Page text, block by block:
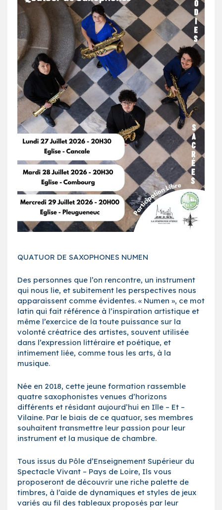
QUATUOR DE SAXOPHONES NUMEN
Des personnes que l’on rencontre, un instrument
qui nous lie, et subitement les perspectives nous
apparaissent comme évidentes. « Numen », ce mot
latin qui fait référence à l’inspiration artistique et
même l’exercice de la toute puissance sur la
volonté créatrice des artistes, souvent utilisée
dans l’expression littéraire et poétique, et
intimement liée, comme tous les arts, à la
musique.
Née en 2018, cette jeune formation rassemble
quatre saxophonistes venues d’horizons
différents et résidant aujourd’hui en Ille – Et –
Vilaine. Par le biais de ce quatuor, ses membres
souhaitent transmettre leur passion pour leur
instrument et la musique de chambre.
Tous issus du Pôle d’Enseignement Supérieur du
Spectacle Vivant – Pays de Loire, Ils vous
proposeront de découvrir une riche palette de
timbres, à l’aide de dynamiques et styles de jeux
variés au fil des tableaux proposés par leur